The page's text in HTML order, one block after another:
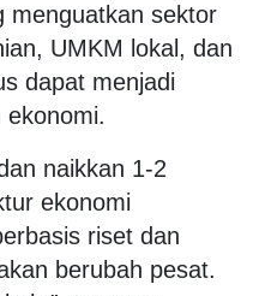
menguatkan sektor
UMKM lokal, dan
dapat menjadi
ekonomi.
naikkan 1-2
ekonomi
riset dan
berubah pesat.